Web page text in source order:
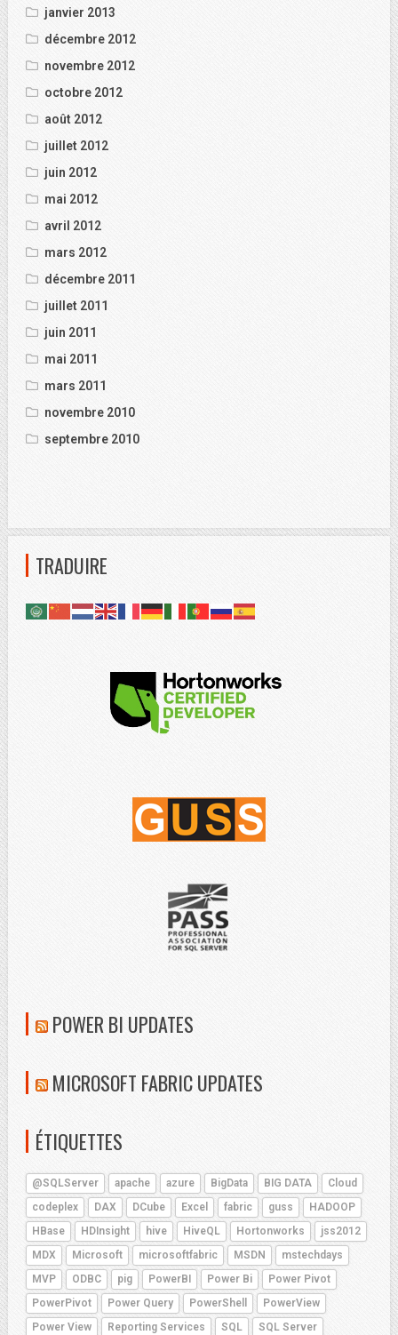
janvier 2013
décembre 2012
novembre 2012
octobre 2012
août 2012
juillet 2012
juin 2012
mai 2012
avril 2012
mars 2012
décembre 2011
juillet 2011
juin 2011
mai 2011
mars 2011
novembre 2010
septembre 2010
TRADUIRE
POWER BI UPDATES
MICROSOFT FABRIC UPDATES
ÉTIQUETTES
@SQLServer apache azure BigData BIG DATA
Cloud
codeplex
DAX DCube Excel fabric guss
HADOOP
HBase
HDInsight hive HiveQL Hortonworks
jss2012
MDX
Microsoft microsoftfabric MSDN
mstechdays
MVP
ODBC pig PowerBI Power Bi
Power Pivot
PowerPivot
Power Query PowerShell
PowerView
Power View
Reporting Services SQL SQL Server